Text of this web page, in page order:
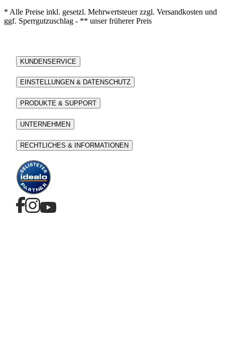
* Alle Preise inkl. gesetzl. Mehrwertsteuer zzgl. Versandkosten und
ggf. Sperrgutzuschlag - ** unser früherer Preis
KUNDENSERVICE
EINSTELLUNGEN & DATENSCHUTZ
PRODUKTE & SUPPORT
UNTERNEHMEN
RECHTLICHES & INFORMATIONEN